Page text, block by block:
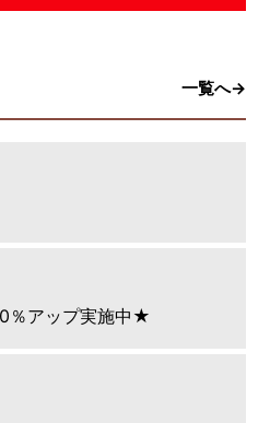
一覧へ→
％アップ実施中★